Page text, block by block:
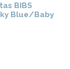
BIBS
Blue/Baby